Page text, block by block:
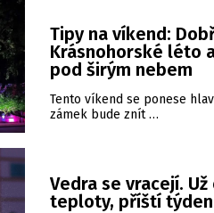
Tipy na víkend:
Krásnohorské léto
pod širým nebem
Tento víkend se ponese
zámek bude znít …
Vedra se vracejí.
teploty, příští